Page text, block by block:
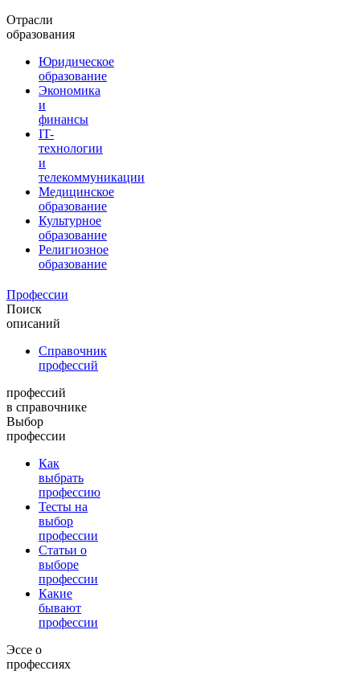
Отрасли
образования
Юридическое
образование
Экономика
и
финансы
IT-
технологии
и
телекоммуникации
Медицинское
образование
Культурное
образование
Религиозное
образование
Профессии
Поиск
описаний
Справочник
профессий
профессий
в справочнике
Выбор
профессии
Как
выбрать
профессию
Тесты на
выбор
профессии
Статьи о
выборе
профессии
Какие
бывают
профессии
Эссе о
профессиях